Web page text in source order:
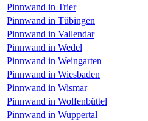
Pinnwand in Trier
Pinnwand in Tübingen
Pinnwand in Vallendar
Pinnwand in Wedel
Pinnwand in Weingarten
Pinnwand in Wiesbaden
Pinnwand in Wismar
Pinnwand in Wolfenbüttel
Pinnwand in Wuppertal